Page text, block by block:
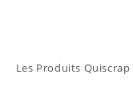
Les Produits Quiscrap